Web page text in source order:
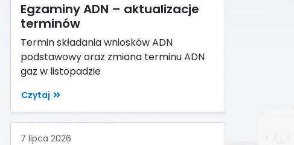
Egzaminy ADN – aktualizacje
terminów
Termin składania wniosków ADN
podstawowy oraz zmiana terminu ADN
gaz w listopadzie
Czytaj
7 lipca 2026